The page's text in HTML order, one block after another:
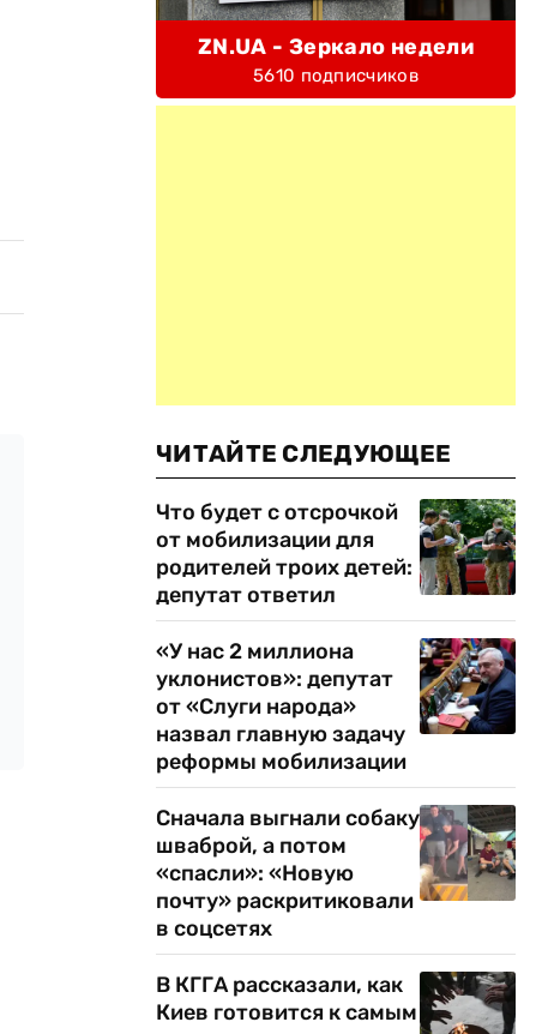
ZN.UA - Зеркало недели
5610 подписчиков
ЧИТАЙТЕ СЛЕДУЮЩЕЕ
Что будет с отсрочкой
от мобилизации для
родителей троих детей:
депутат ответил
«У нас 2 миллиона
уклонистов»: депутат
от «Слуги народа»
назвал главную задачу
реформы мобилизации
Сначала выгнали собаку
шваброй, а потом
«спасли»: «Новую
почту» раскритиковали
в соцсетях
В КГГА рассказали, как
Киев готовится к самым